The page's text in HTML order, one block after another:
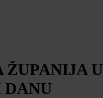
ŽUPANIJA U
DANU